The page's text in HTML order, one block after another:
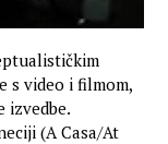
s video i filmom,
izvedbe.
(A Casa/At